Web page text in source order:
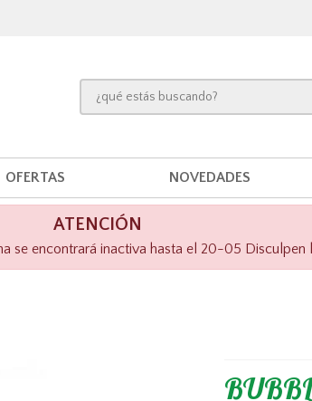
OFERTAS NOVEDADES
ATENCIÓN
se encontrará inactiva hasta el 20-05 Disculpen